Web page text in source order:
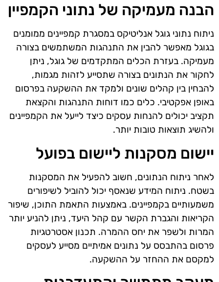
הבנה מעמיקה של נתוני הקמפיין
ניתוח נתוני גוגל אנליטיקס במסגרת קמפיינים ממומנים
בגוגל מאפשר להבין את התנהגות המשתמשים בצורה
מעמיקה. בעזרת הכלים המתקדמים של גוגל, ניתן
לחקור את הנתונים בצורה שתסייע לזהות מגמות,
להבחין בין קהלים שונים ולמקד את ההשקעה בפרסום
באופן אפקטיבי. כלים כמו דוחות התנהגות והקצאת
תקציב יכולים להנחות עסקים כיצד לייעל את הקמפיינים
ולהשיג תוצאות טובות יותר.
יישום מסקנות ליישום בפועל
לאחר ניתוח הנתונים, חשוב להפעיל את המסקנות
בשטח. ניתוח המידע שנאסף יכול להוביל לשיפורים
משמעותיים בקמפיינים. באמצעות התאמת התוכן, שיפור
הקריאות והגברת הקשר עם קהל היעד, ניתן להניע יותר
המרות ולשפר את יחס ההמרה. תכנון אסטרטגיות
פרסום בהתבסס על נתונים אמיתיים מסייע לעסקים
למקסם את ההחזר על ההשקעה.